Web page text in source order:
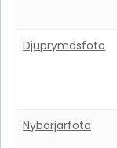
Djuprymdsfoto
Nybörjarfoto